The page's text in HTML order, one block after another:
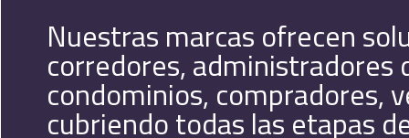
Nuestras marcas ofrecen
corredores, administradores
condominios, compradores,
cubriendo todas las etapas